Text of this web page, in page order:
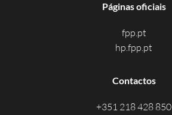
Páginas oficiais
fpp.pt
hp.fpp.pt
Contactos
+351 218 428 850